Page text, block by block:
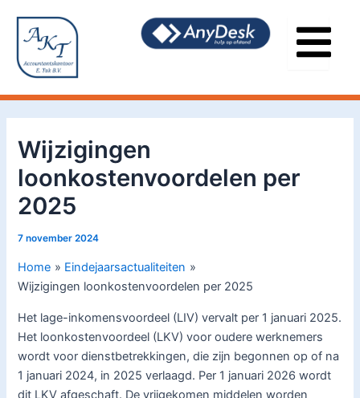
inhoud
Wijzigingen
loonkostenvoordelen per
2025
7 november 2024
Home
Eindejaarsactualiteiten
Wijzigingen loonkostenvoordelen per 2025
Het lage-inkomensvoordeel (LIV) vervalt per 1 januari 2025.
Het loonkostenvoordeel (LKV) voor oudere werknemers
wordt voor dienstbetrekkingen, die zijn begonnen op of na
1 januari 2024, in 2025 verlaagd. Per 1 januari 2026 wordt
dit LKV afgeschaft. De vrijgekomen middelen worden
navigatie